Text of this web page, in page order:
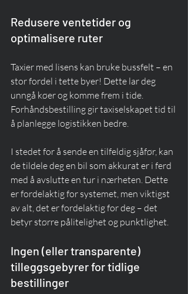
Redusere ventetider og
optimalisere ruter
Taxier med lisens kan bruke bussfelt – en
stor fordel i tette byer! Dette lar deg
unngå køer og komme frem i tide.
Forhåndsbestilling gir taxiselskapet tid til
å planlegge logistikken bedre.
I stedet for å sende en tilfeldig sjåfør, kan
de tildele deg en bil som akkurat er i ferd
med å avslutte en tur i nærheten. Dette
er fordelaktig for systemet, men viktigst
av alt, det er fordelaktig for deg – det
betyr større pålitelighet og punktlighet.
Ingen (eller transparente)
tilleggsgebyrer for tidlige
bestillinger